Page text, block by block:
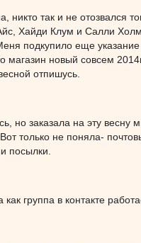
никто так и не отозвался
Хайди Клум и Салли
подкупило еще указание
магазин новый совсем
отпишусь.
но заказала на эту весну
только не поняла-
посылки.
как группа в контакте